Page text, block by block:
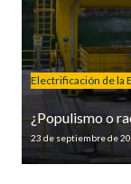
Electrificación de la
¿Populismo o
23 de septiembre de